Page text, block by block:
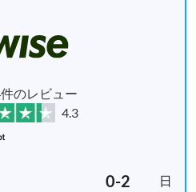
のレビュー
4.3
0-2 日